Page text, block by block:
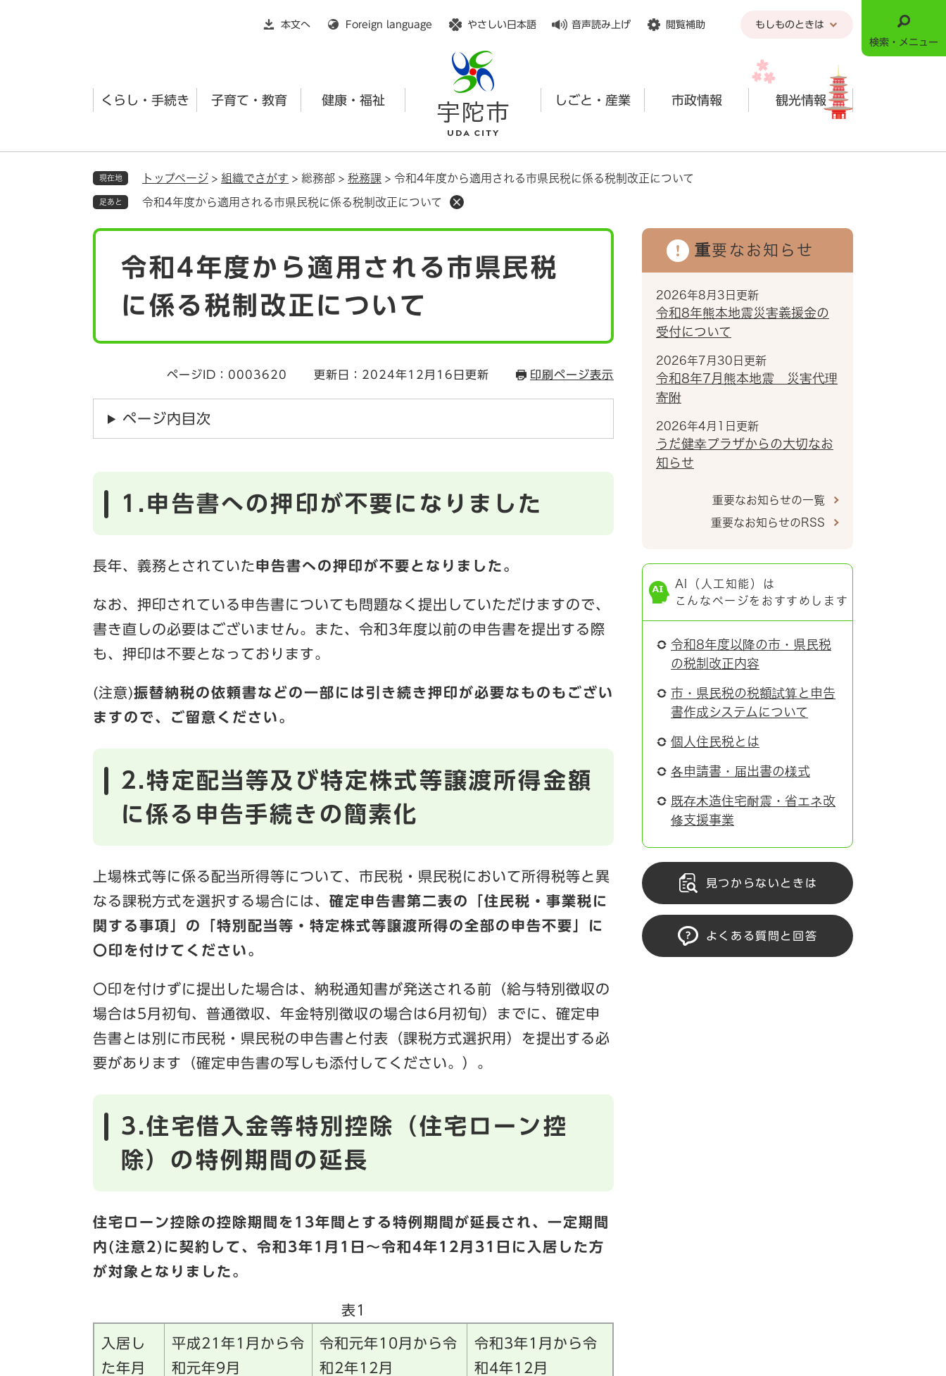
本文へ
Foreign language やさしい日本語 音声読み上げ 閲覧補助 もしものときは
くらし・手続き 子育て・教育 健康・福祉 しごと・産業 市政情報 観光情報
検索・メニュー
現在地 トップページ > 組織でさがす > 総務部 > 税務課 > 令和4年度から適用される市県民税に係る税制改正について
足あと 令和4年度から適用される市県民税に係る税制改正について
令和4年度から適用される市県民税
に係る税制改正について
ページID：0003620 更新日：2024年12月16日更新 印刷ページ表示
ページ内目次
1.申告書への押印が不要になりました
長年、義務とされていた 申告書への押印が不要となりました。
なお、押印されている申告書についても問題なく提出していただけますので、
書き直しの必要はございません。また、令和3年度以前の申告書を提出する際
も、押印は不要となっております。
(注意)振替納税の依頼書などの一部には引き続き押印が必要なものもござい
ますので、ご留意ください。
2.特定配当等及び特定株式等譲渡所得金額
に係る申告手続きの簡素化
上場株式等に係る配当所得等について、市民税・県民税において所得税等と異
なる課税方式を選択する場合には、 確定申告書第二表の「住民税・事業税に
関する事項」の「特別配当等・特定株式等譲渡所得の全部の申告不要」に
〇印を付けてください。
〇印を付けずに提出した場合は、納税通知書が発送される前（給与特別徴収の
場合は5月初旬、普通徴収、年金特別徴収の場合は6月初旬）までに、確定申
告書とは別に市民税・県民税の申告書と付表（課税方式選択用）を提出する必
要があります（確定申告書の写しも添付してください。）。
3.住宅借入金等特別控除（住宅ローン控
除）の特例期間の延長
住宅ローン控除の控除期間を13年間とする特例期間が延長され、一定期間
内(注意2)に契約して、令和3年1月1日～令和4年12月31日に入居した方
が対象となりました。
表1
入居し
た年月
平成21年1月から令
和元年9月
令和元年10月から令
和2年12月
令和3年1月から令
和4年12月
重要なお知らせ
2026年8月3日更新
令和8年熊本地震災害義援金の
受付について
2026年7月30日更新
令和8年7月熊本地震 災害代理
寄附
2026年4月1日更新
うだ健幸プラザからの大切なお
知らせ
重要なお知らせの一覧
重要なお知らせのRSS
AI（人工知能）は
こんなページをおすすめします
令和8年度以降の市・県民税
の税制改正内容
市・県民税の税額試算と申告
書作成システムについて
個人住民税とは
各申請書・届出書の様式
既存木造住宅耐震・省エネ改
修支援事業
見つからないときは
よくある質問と回答